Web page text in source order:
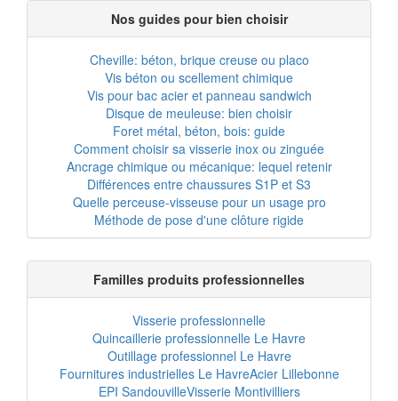
Nos guides pour bien choisir
Cheville: béton, brique creuse ou placo
Vis béton ou scellement chimique
Vis pour bac acier et panneau sandwich
Disque de meuleuse: bien choisir
Foret métal, béton, bois: guide
Comment choisir sa visserie inox ou zinguée
Ancrage chimique ou mécanique: lequel retenir
Différences entre chaussures S1P et S3
Quelle perceuse-visseuse pour un usage pro
Méthode de pose d'une clôture rigide
Familles produits professionnelles
Visserie professionnelle
Quincaillerie professionnelle Le Havre
Outillage professionnel Le Havre
Fournitures industrielles Le HavreAcier Lillebonne
EPI SandouvilleVisserie Montivilliers